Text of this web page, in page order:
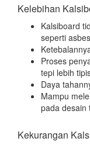
Kelebihan
Kalsiboard
seperti asbes
Proses
tepi lebih
Daya
Mampu
pada desain
Kekurangan